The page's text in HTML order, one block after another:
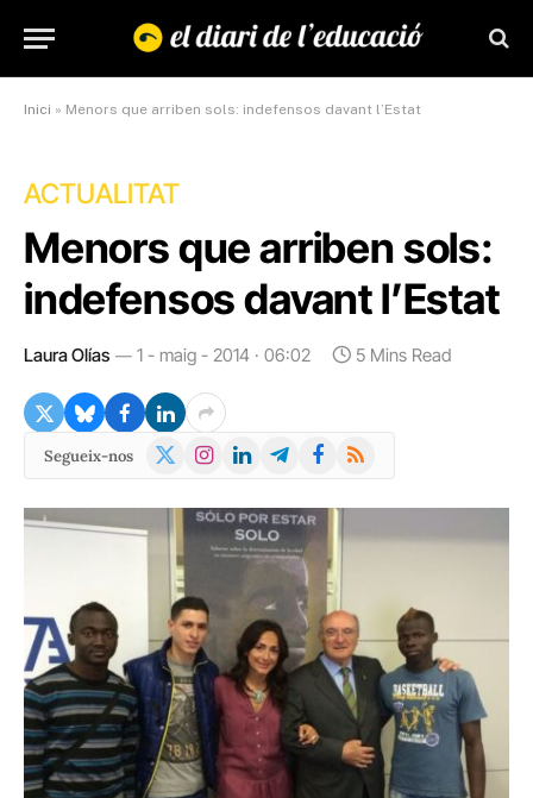
Inici » Menors que arriben sols: indefensos davant l’Estat
ACTUALITAT
Menors que arriben sols:
indefensos davant l’Estat
Laura Olías 1 - maig - 2014 · 06:02 5 Mins Read
Segueix-nos
X
Instagram
LinkedInTelegramFacebook
RSS